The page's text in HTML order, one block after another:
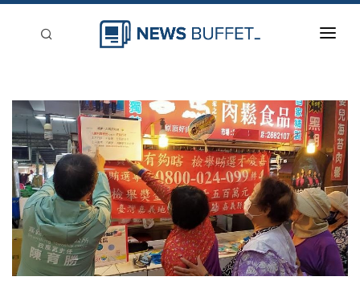
新聞稿分類
登入
刊登